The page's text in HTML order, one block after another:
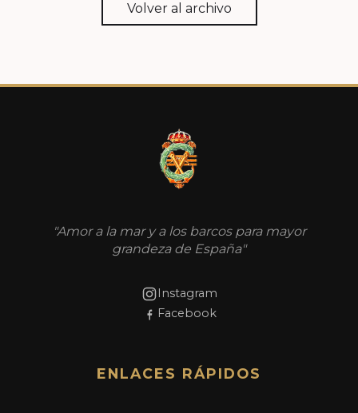
Volver al archivo
"Amor a la mar y a los barcos para mayor
grandeza de España"
Instagram
Facebook
ENLACES RÁPIDOS